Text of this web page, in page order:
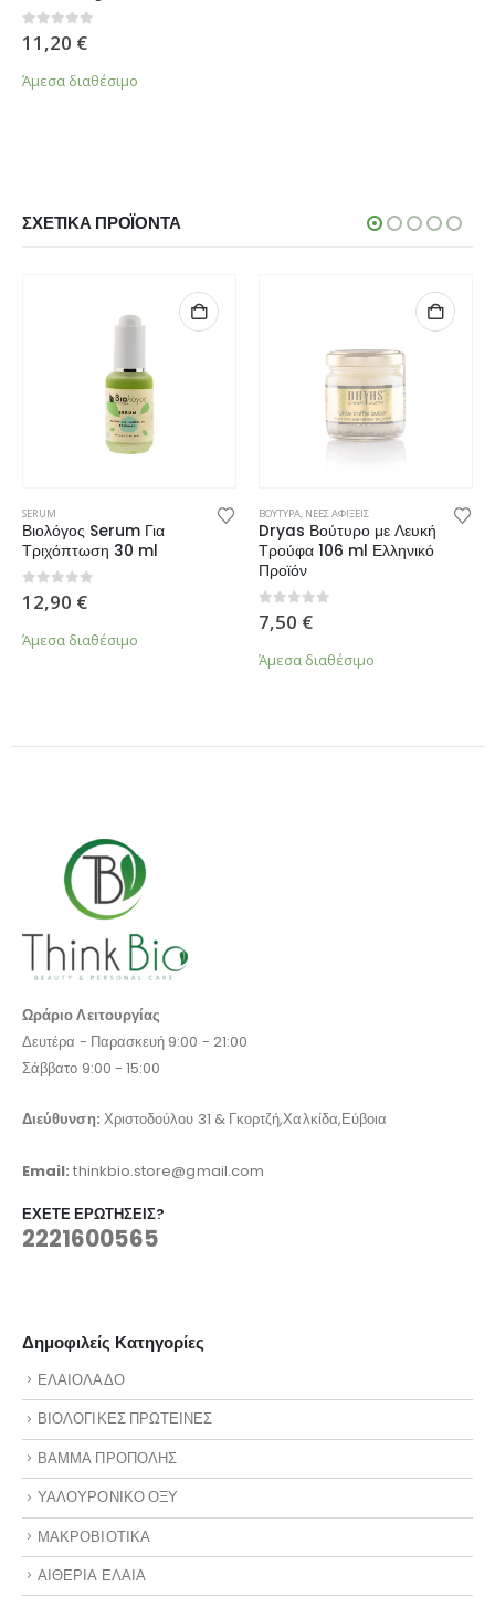
0 από 5
11,20 €
Άμεσα διαθέσιμο
ΣΧΕΤΙΚΆ ΠΡΟΪΌΝΤΑ
SERUM
Βιολόγος Serum Για
Τριχόπτωση 30 ml
0 από 5
12,90 €
Άμεσα διαθέσιμο
ΒΟΥΤΥΡΑ, ΝΕΕΣ ΑΦΙΞΕΙΣ
Dryas Βούτυρο με Λευκή
Τρούφα 106 ml Ελληνικό
Προϊόν
0 από 5
7,50 €
Άμεσα διαθέσιμο
Ωράριο Λειτουργίας
Δευτέρα - Παρασκευή 9:00 - 21:00
Σάββατο 9:00 - 15:00
Διεύθυνση: Χριστοδούλου 31 & Γκορτζή,Χαλκίδα,Εύβοια
Email:thinkbio.store@gmail.com
ΈΧΕΤΕ ΕΡΩΤΉΣΕΙΣ?
2221600565
Δημοφιλείς Κατηγορίες
ΕΛΑΙΟΛΑΔΟ
ΒΙΟΛΟΓΙΚΕΣ ΠΡΩΤΕΙΝΕΣ
ΒΑΜΜΑ ΠΡΟΠΟΛΗΣ
ΥΑΛΟΥΡΟΝΙΚΟ ΟΞΥ
ΜΑΚΡΟΒΙΟΤΙΚΑ
ΑΙΘΕΡΙΑ ΕΛΑΙΑ